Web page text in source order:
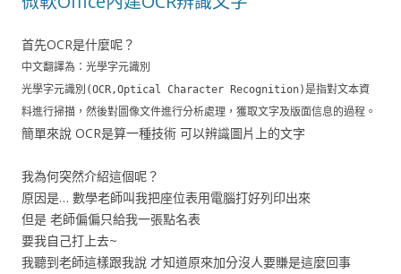
首先OCR是什麼呢？
中文翻譯為：光學字元識別
光學字元識別(OCR,Optical Character Recognition)是指對文本資
料進行掃描，然後對圖像文件進行分析處理，獲取文字及版面信息的過程。
簡單來說 OCR是算一種技術 可以辨識圖片上的文字
我為何突然介紹這個呢？
原因是… 數學老師叫我把座位表用電腦打好列印出來
但是 老師偏偏只給我一張點名表
要我自己打上去~
我聽到老師這樣跟我說 才知道原來加分沒人要賺是這麼回事